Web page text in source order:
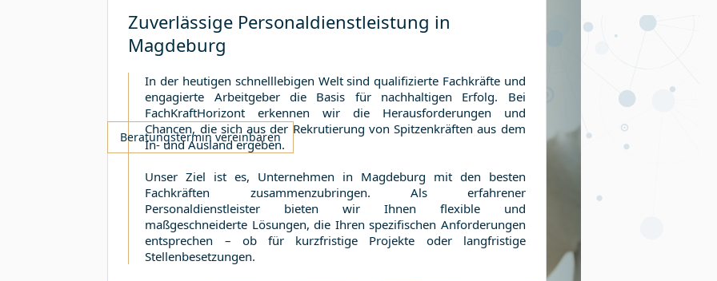
Zuverlässige Personaldienstleistung in
Magdeburg
In der heutigen schnelllebigen Welt sind qualifizierte Fachkräfte und
engagierte Arbeitgeber die Basis für nachhaltigen Erfolg. Bei
FachKraftHorizont erkennen wir die Herausforderungen und
Chancen, die sich aus der Rekrutierung von Spitzenkräften aus dem
In- und Ausland ergeben.
Unser Ziel ist es, Unternehmen in Magdeburg mit den besten
Fachkräften zusammenzubringen. Als erfahrener
Personaldienstleister bieten wir Ihnen flexible und
maßgeschneiderte Lösungen, die Ihren spezifischen Anforderungen
entsprechen – ob für kurzfristige Projekte oder langfristige
Stellenbesetzungen.
Beratungstermin vereinbaren